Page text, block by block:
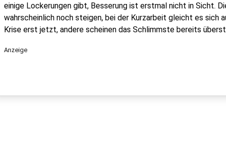
einige Lockerungen gibt, Besserung ist erstmal nicht in Sicht.
wahrscheinlich noch steigen, bei der Kurzarbeit gleicht es sich
Krise erst jetzt, andere scheinen das Schlimmste bereits
Anzeige